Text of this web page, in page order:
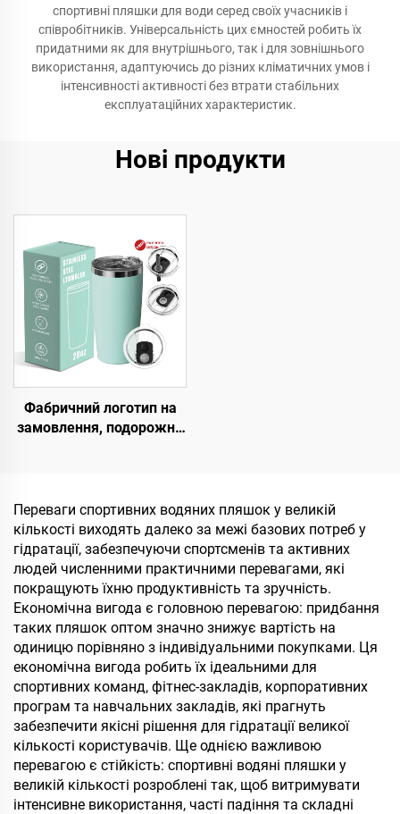
спортивні пляшки для води серед своїх учасників і
співробітників. Універсальність цих ємностей робить їх
придатними як для внутрішнього, так і для зовнішнього
використання, адаптуючись до різних кліматичних умов і
інтенсивності активності без втрати стабільних
експлуатаційних характеристик.
Нові продукти
Фабричний логотип на
замовлення, подорожня
тремблери з
нержавіючої сталі
Переваги спортивних водяних пляшок у великій
кількості виходять далеко за межі базових потреб у
гідратації, забезпечуючи спортсменів та активних
людей численними практичними перевагами, які
покращують їхню продуктивність та зручність.
Економічна вигода є головною перевагою: придбання
таких пляшок оптом значно знижує вартість на
одиницю порівняно з індивідуальними покупками. Ця
економічна вигода робить їх ідеальними для
спортивних команд, фітнес-закладів, корпоративних
програм та навчальних закладів, які прагнуть
забезпечити якісні рішення для гідратації великої
кількості користувачів. Ще однією важливою
перевагою є стійкість: спортивні водяні пляшки у
великій кількості розроблені так, щоб витримувати
інтенсивне використання, часті падіння та складні